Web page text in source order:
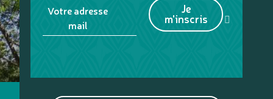
Votre adresse
mail
Je
m'inscris